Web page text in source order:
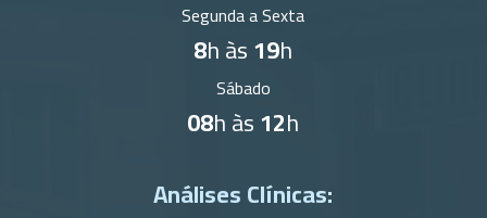
Segunda a Sexta
8h às19h
Sábado
08h às12h
Análises Clínicas: